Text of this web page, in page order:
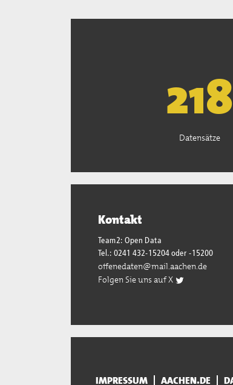
221
Datensätze
Kontakt
Team2: Open Data
Tel.: 0241 432-15204 oder -15200
offenedaten@mail.aachen.de
Folgen Sie uns auf X
IMPRESSUM AACHEN.DE